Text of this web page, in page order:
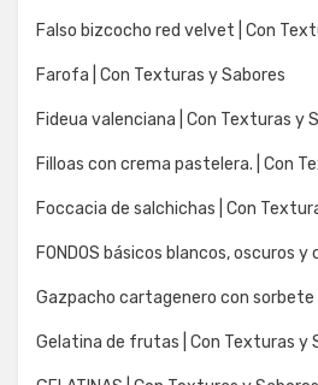
Falso bizcocho red velvet | Con
Farofa | Con Texturas y Sabores
Fideua valenciana | Con Texturas y
Filloas con crema pastelera. | Con
Foccacia de salchichas | Con
FONDOS básicos blancos, oscuros y
Gazpacho cartagenero con
Gelatina de frutas | Con Texturas y